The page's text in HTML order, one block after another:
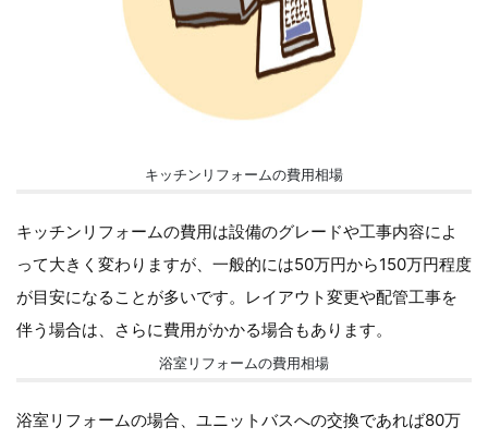
キッチンリフォームの費用相場
キッチンリフォームの費用は設備のグレードや工事内容によ
って大きく変わりますが、一般的には50万円から150万円程度
が目安になることが多いです。レイアウト変更や配管工事を
伴う場合は、さらに費用がかかる場合もあります。
浴室リフォームの費用相場
浴室リフォームの場合、ユニットバスへの交換であれば80万